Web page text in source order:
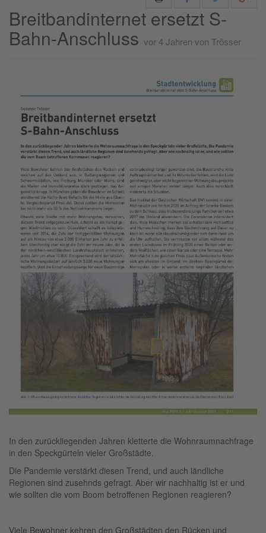
Breitbandinternet ersetzt S-
Bahn-Anschluss vor 4 Jahren von Trösser
In den zurückliegenden Jahren kletterte die Wohnraumnachfrage
in den Speckgürteln vieler Großstädte.
Die Pandemie verstärkt diesen Trend, und auch ländliche
Regionen sind zusehnds gefragt. Aber wir nachhaltig ist er und
wie sollten die vom Boom betroffenen Regionen reagieren?
Viele Bewohner kehren den Großstädten den Rücken und